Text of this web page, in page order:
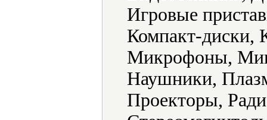
Игровые
Компакт-диски,
Микрофоны,
Наушники,
Проекторы,